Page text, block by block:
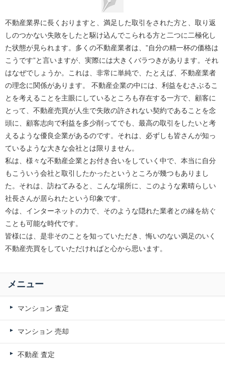
不動産業界に長くおりますと、満足した取引をされた方と、取り返
しのつかない失敗をしたと駆け込んでこられる方と二つに二極化し
た状態が見られます。多くの不動産業者は、”自分の精一杯の価格は
こうです”と言いますが、実際には大きくバラつきがあります。それ
はなぜでしょうか。これは、非常に単純で、たとえば、不動産業者
の理念に関係があります。 不動産企業の中には、利益をむさぶるこ
とを考えることを主眼にしているところも存在する一方で、顧客に
とって、不動産売買が人生で失敗の許されない契約であることを念
頭に、顧客志向で利益を多少削ってでも、最高の取引をしたいと考
えるような優良企業があるのです。それは、必ずしも皆さんが知っ
ているような大きな会社とは限りません。
私は、様々な不動産企業とお付き合いをしていく中で、本当に自分
もこういう会社と取引したかったというところが幾つもありまし
た。それは、訪ねてみると、こんな場所に、このような素晴らしい
社長さんが居られたという印象です。
今は、インターネットの力で、そのような隠れた業者との縁を紡ぐ
ことも可能な時代です。
皆様には、是非そのことを知っていただき、悔いのない満足のいく
不動産売買をしていただければと心から思います。
メニュー
マンション 査定
マンション 売却
不動産 査定